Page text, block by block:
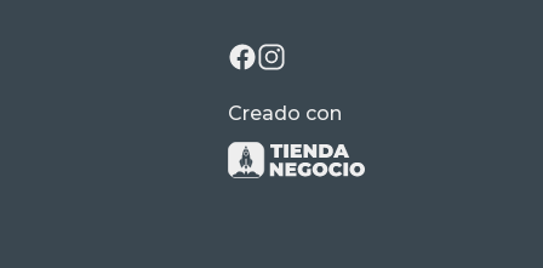
Creado con